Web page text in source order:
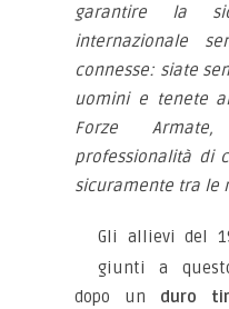
garantire la
internazionale
connesse: siate
uomini e tenete
Forze
professionalità di
sicuramente tra le
Gli allievi del
giunti a
dopo un duro